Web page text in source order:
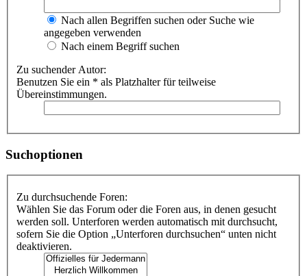
Nach allen Begriffen suchen oder Suche wie
angegeben verwenden
Nach einem Begriff suchen
Zu suchender Autor:
Benutzen Sie ein * als Platzhalter für teilweise
Übereinstimmungen.
Suchoptionen
Zu durchsuchende Foren:
Wählen Sie das Forum oder die Foren aus, in denen gesucht
werden soll. Unterforen werden automatisch mit durchsucht,
sofern Sie die Option „Unterforen durchsuchen“ unten nicht
deaktivieren.